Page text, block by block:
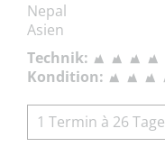
Nepal
Asien
Technik:
Kondition:
1 Termin à 26 Tage